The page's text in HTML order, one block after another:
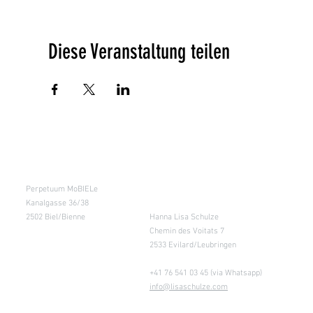
Diese Veranstaltung teilen
Perpetuum MoBIELe
Kanalgasse 36/38
2502 Biel/Bienne
Hanna Lisa Schulze
Chemin des Voitats 7
2533 Evilard/Leubringen
+41 76 541 03 45 (via Whatsapp)
info@lisaschulze.com